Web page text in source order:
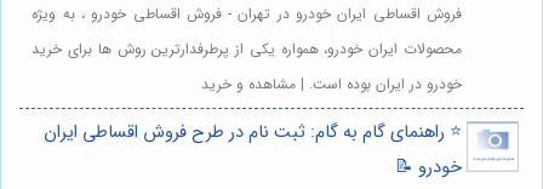
فروش اقساطی ایران خودرو در تهران - فروش اقساطی خودرو ، به ویژه
محصولات ایران خودرو، همواره یکی از پرطرفدارترین روش ها برای خرید
خودرو در ایران بوده است. | مشاهده و خرید
⭐️ راهنمای گام به گام: ثبت نام در طرح فروش اقساطی ایران
خودرو 📝